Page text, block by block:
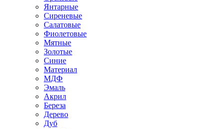
Янтарные
Сиреневые
Салатовые
Фиолетовые
Мятные
Золотые
Синие
Материал
МДФ
Эмаль
Акрил
Береза
Дерево
Дуб